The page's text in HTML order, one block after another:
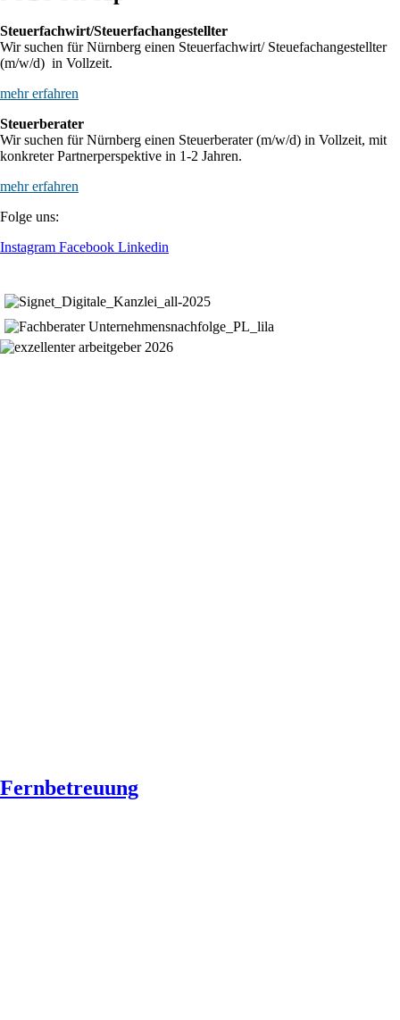
Steuerfachwirt/Steuerfachangestellter
Wir suchen für Nürnberg einen Steuerfachwirt/ Steuefachangestellter
(m/w/d) in Vollzeit.
mehr erfahren
Steuerberater
Wir suchen für Nürnberg einen Steuerberater (m/w/d) in Vollzeit, mit
konkreter Partnerperspektive in 1-2 Jahren.
mehr erfahren
Folge uns:
Instagram Facebook Linkedin
Fernbetreuung